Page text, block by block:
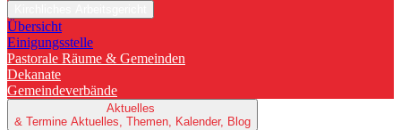
Übersicht
Einigungsstelle
Pastorale Räume & Gemeinden
Dekanate
Gemeindeverbände
Aktuelles
& Termine Aktuelles, Themen, Kalender, Blog